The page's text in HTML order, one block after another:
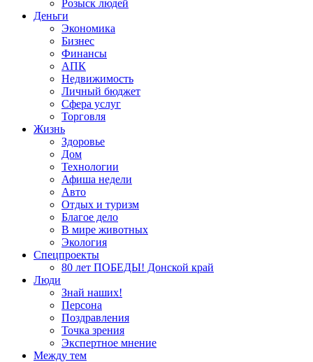
Розыск людей
Деньги
Экономика
Бизнес
Финансы
АПК
Недвижимость
Личный бюджет
Сфера услуг
Торговля
Жизнь
Здоровье
Дом
Технологии
Афиша недели
Авто
Отдых и туризм
Благое дело
В мире животных
Экология
Спецпроекты
80 лет ПОБЕДЫ! Донской край
Люди
Знай наших!
Персона
Поздравления
Точка зрения
Экспертное мнение
Между тем